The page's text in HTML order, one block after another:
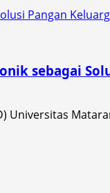
Pangan
sebagai
Universitas